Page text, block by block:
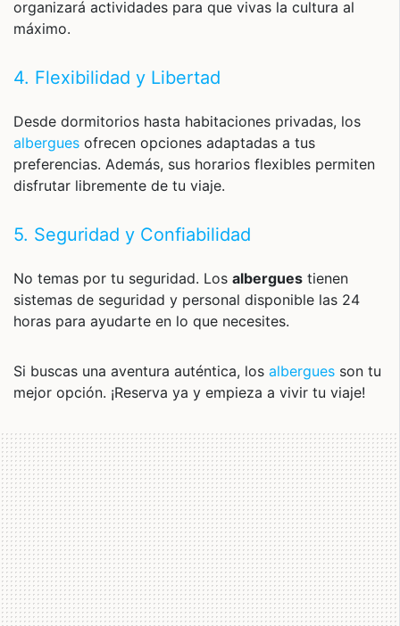
organizará actividades para que vivas la cultura al
máximo.
4. Flexibilidad y Libertad
Desde dormitorios hasta habitaciones privadas, los
albergues ofrecen opciones adaptadas a tus
preferencias. Además, sus horarios flexibles permiten
disfrutar libremente de tu viaje.
5. Seguridad y Confiabilidad
No temas por tu seguridad. Los albergues tienen
sistemas de seguridad y personal disponible las 24
horas para ayudarte en lo que necesites.
Si buscas una aventura auténtica, los albergues son tu
mejor opción. ¡Reserva ya y empieza a vivir tu viaje!